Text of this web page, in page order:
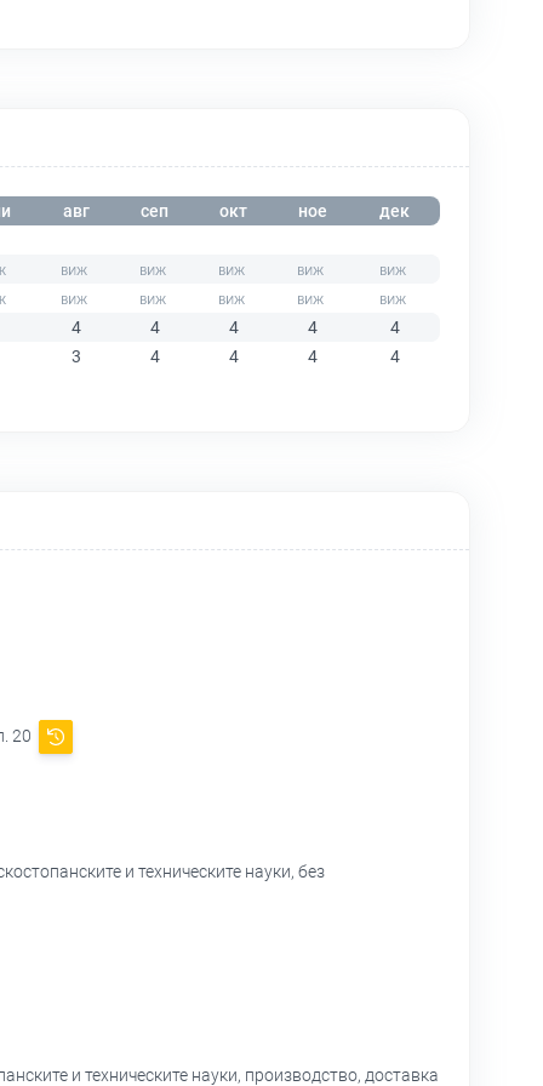
авг сеп окт ное дек
4 4 4 4
4
3
4 4 4 4
20
и техническите науки, без
и техническите науки, производство, доставка